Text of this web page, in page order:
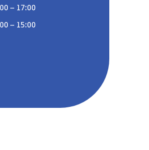
– 17:00
– 15:00